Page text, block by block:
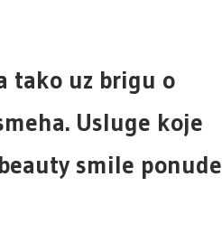
tako uz brigu o
Usluge koje
smile ponude